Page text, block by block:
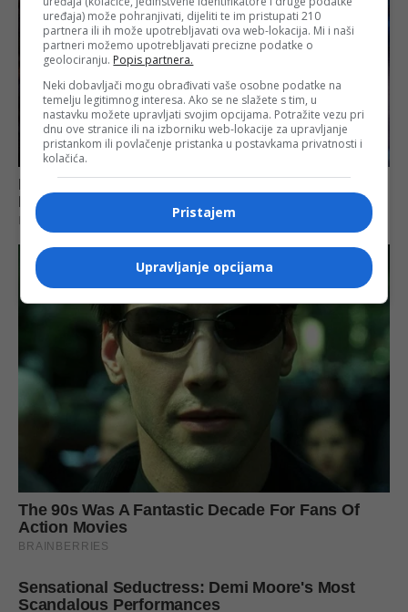
uređaja) može pohranjivati, dijeliti te im pristupati 210
partnera ili ih može upotrebljavati ova web-lokacija. Mi i naši
partneri možemo upotrebljavati precizne podatke o
geolociranju. Popis partnera.
Neki dobavljači mogu obrađivati vaše osobne podatke na
temelju legitimnog interesa. Ako se ne slažete s tim, u
nastavku možete upravljati svojim opcijama. Potražite vezu pri
dnu ove stranice ili na izborniku web-lokacije za upravljanje
pristankom ili povlačenje pristanka u postavkama privatnosti i
kolačića.
Pristajem
Upravljanje opcijama